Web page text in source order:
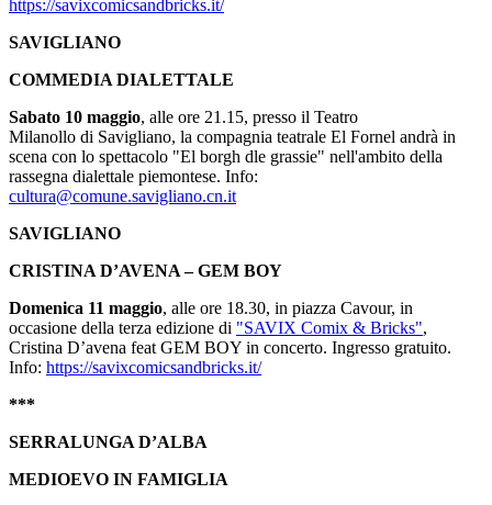
https://savixcomicsandbricks.it/
SAVIGLIANO
COMMEDIA DIALETTALE
Sabato 10 maggio, alle ore 21.15, presso il Teatro
Milanollo di Savigliano, la compagnia teatrale El Fornel andrà in
scena con lo spettacolo "El borgh dle grassie" nell'ambito della
rassegna dialettale piemontese. Info:
cultura@comune.savigliano.cn.it
SAVIGLIANO
CRISTINA D’AVENA – GEM BOY
Domenica 11 maggio, alle ore 18.30, in piazza Cavour, in
occasione della terza edizione di "SAVIX Comix & Bricks",
Cristina D’avena feat GEM BOY in concerto. Ingresso gratuito.
Info: https://savixcomicsandbricks.it/
***
SERRALUNGA D’ALBA
MEDIOEVO IN FAMIGLIA